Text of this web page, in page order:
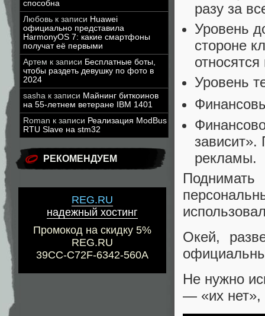
способна
Любовь к записи Huawei
официально представила
HarmonyOS 7: какие смартфоны
получат её первыми
Артем к записи Бесплатные боты,
чтобы раздеть девушку по фото в
2024
sasha к записи Майнинг биткоинов
на 55-летнем ветеране IBM 1401
Roman к записи Реализация ModBus
RTU Slave на stm32
РЕКОМЕНДУЕМ
REG.RU
надежный хостинг
Промокод на скидку 5%
REG.RU
39CC-C72F-6342-560A
разу за
Уровень
стороне
Уровень
рекламы.
Окей,
Не нужно
— «их нет»,